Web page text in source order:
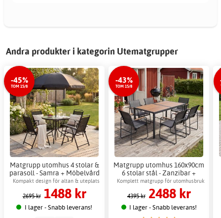
Andra produkter i kategorin Utematgrupper
-45%
TOM 15/8
Matgrupp utomhus 4 stolar &
parasoll - Samra + Möbelvård
Kompakt design för altan & uteplats
2695 kr 1488 kr
I lager - Snabb leverans!
-43%
TOM 15/8
Matgrupp utomhus 160x90cm
6 stolar stål - Zanzibar +
Möbelvård
Komplett matgrupp för utomhusbruk
med 6 stolar
4395 kr 2488 kr
I lager - Snabb leverans!